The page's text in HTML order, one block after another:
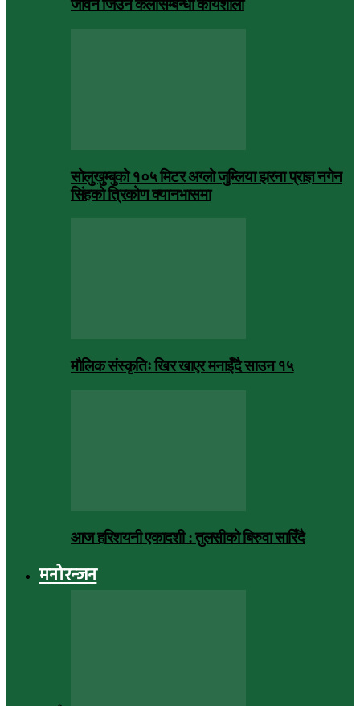
जीवन जिउने कलासम्बन्धी कार्यशाला
सोलुखुम्बुको १०५ मिटर अग्लो जुम्लिया झरना प्राज्ञ नगेन
सिंहको त्रिकोण क्यानभासमा
मौलिक संस्कृतिः खिर खाएर मनाइँदै साउन १५
आज हरिशयनी एकादशी : तुलसीको बिरुवा सारिँदै
मनोरन्जन